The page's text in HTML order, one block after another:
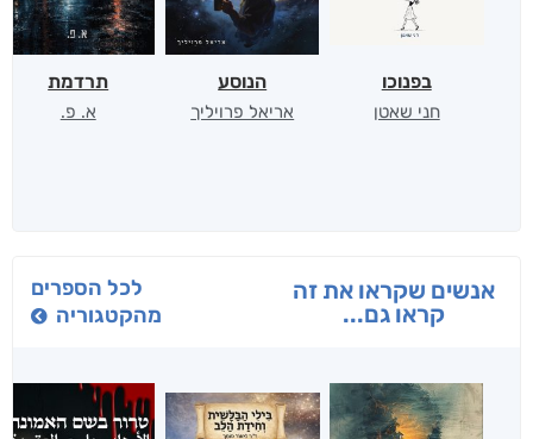
בפנוכו
חני שאטן
הנוסע
אריאל פרויליך
תרדמת
א. פ.
אנשים שקראו את זה
קראו גם...
לכל הספרים
מהקטגוריה